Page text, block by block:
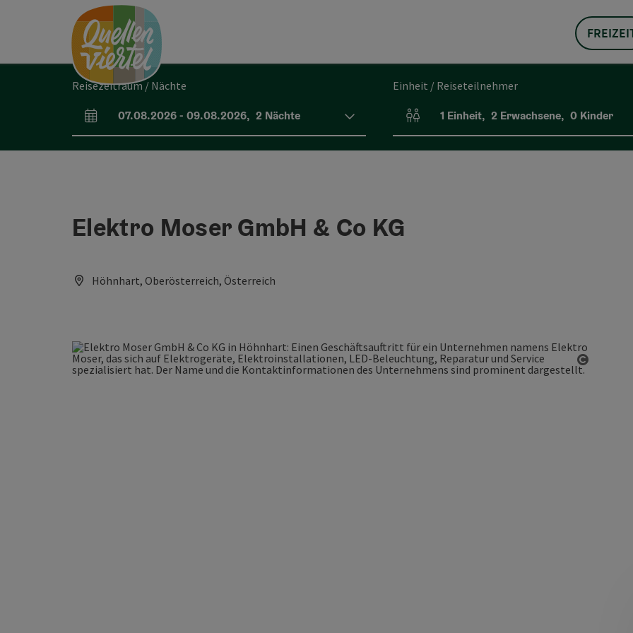
Zum InhaltAccesskey
[0]
Zur NavigationAccesskey
Zum Seitenanfang Accesskey
Reisezeitraum / Nächte
An- und Abreisefelder
07.08.2026- 09.08.2026, 2 Nächte
Einheit / Reiseteilnehmer
Einheitenanzahl und Personenfelder
1 Einheit, 2 Erwachsene, 0 Kinder
Elektro Moser GmbH & Co KG
Höhnhart, Oberösterreich, Österreich